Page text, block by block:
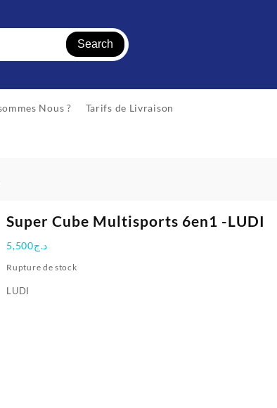
Search
Nous ? Tarifs de Livraison
Super Cube Multisports 6en1 -LUDI
د.ج5,500
Rupture de stock
LUDI